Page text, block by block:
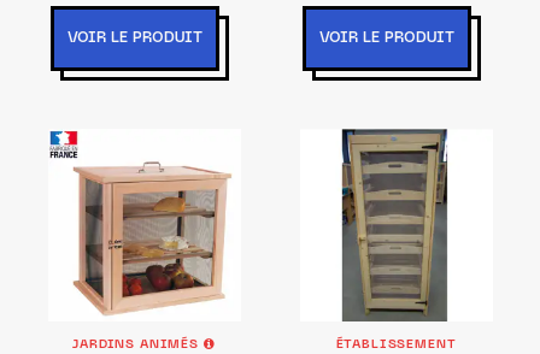
VOIR LE PRODUIT VOIR LE PRODUIT
JARDINS ANIMÉS ÉTABLISSEMENT